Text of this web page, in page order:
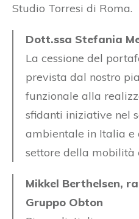
Studio Torresi di Roma.
Dott.ssa Stefania
La cessione del
prevista dal nostro
funzionale alla
sfidanti iniziative nel
ambientale in Italia e
settore della mobilità
Mikkel Berthelsen,
Gruppo Obton